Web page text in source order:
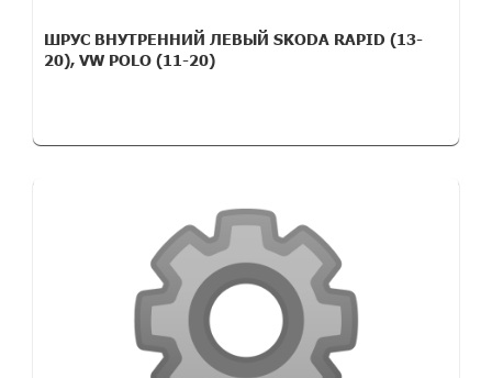
ШРУС ВНУТРЕННИЙ ЛЕВЫЙ SKODA RAPID (13-
20), VW POLO (11-20)